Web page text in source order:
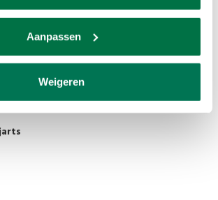
Aanpassen
Weigeren
staat voor kwaliteit, vakmanschap en service.